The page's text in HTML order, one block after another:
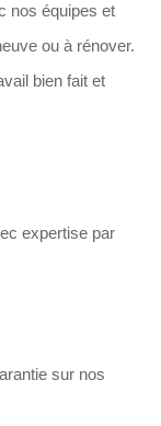
nos équipes et
ou à rénover.
bien fait et
expertise par
sur nos